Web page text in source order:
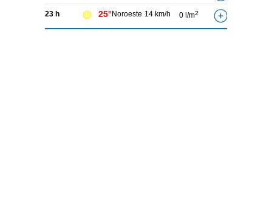
23 h 25° Noroeste 14 km/h 0 l/m2